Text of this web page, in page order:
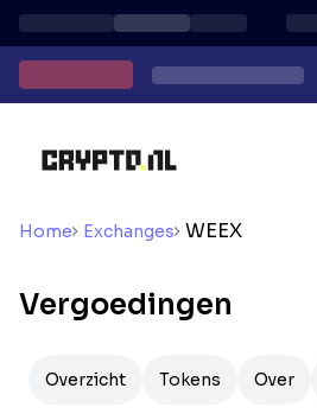
Home Exchanges WEEX
Vergoedingen
Overzicht Tokens Over